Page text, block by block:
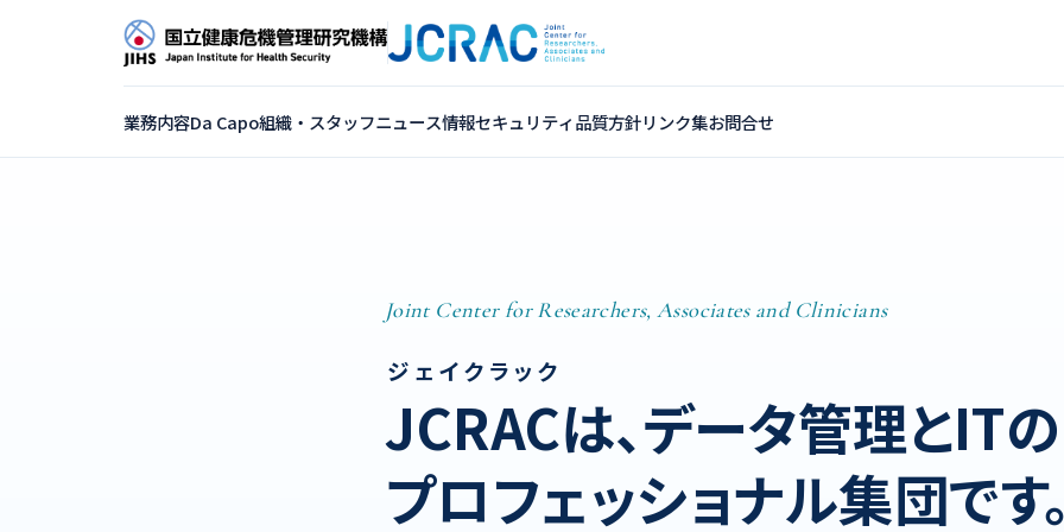
業務内容Da Capo組織・スタッフニュース情報セキュリティ品質方針リンク集お問合せ
Joint Center for Researchers, Associates and Clinicians
JCRAC
ジェイクラック
は、データ管理とITの
プロフェッショナル集団です